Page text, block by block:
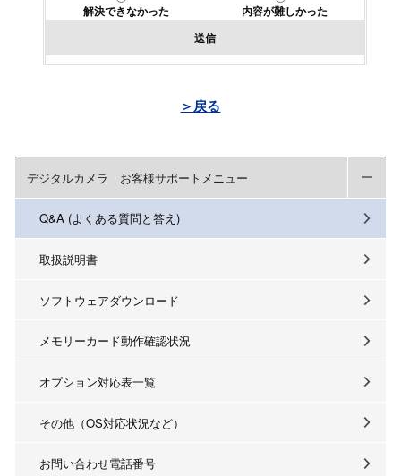
解決できなかった
内容が難しかった
送信
＞戻る
デジタルカメラ お客様サポートメニュー
Q&A (よくある質問と答え)
取扱説明書
ソフトウェアダウンロード
メモリーカード動作確認状況
オプション対応表一覧
その他（OS対応状況など）
お問い合わせ電話番号